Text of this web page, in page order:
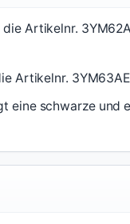
Artikelnr.
Artikelnr.
eine schwarze und